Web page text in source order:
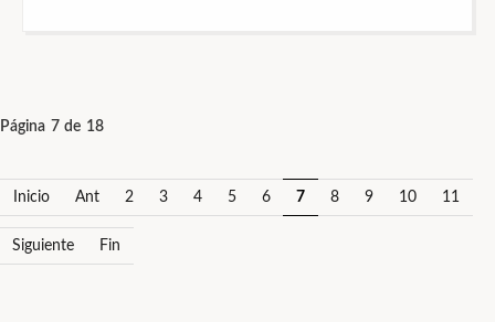
Página 7 de 18
Inicio Ant 2 3 4 5 6 7 8 9 10 11
Siguiente Fin